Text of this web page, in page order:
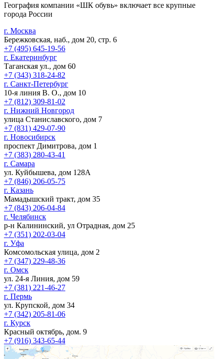
География компании «ШК обувь» включает все крупные
города России
г. Москва
Бережковская, наб., дом 20, стр. 6
+7 (495) 645-19-56
г. Екатеринбург
Таганская ул., дом 60
+7 (343) 318-24-82
г. Санкт-Петербург
10-я линия В. О., дом 10
+7 (812) 309-81-02
г. Нижний Новгород
улица Станиславского, дом 7
+7 (831) 429-07-90
г. Новосибирск
проспект Димитрова, дом 1
+7 (383) 280-43-41
г. Самара
ул. Куйбышева, дом 128А
+7 (846) 206-05-75
г. Казань
Мамадышский тракт, дом 35
+7 (843) 206-04-84
г. Челябинск
р-н Калининский, ул Отрадная, дом 25
+7 (351) 202-03-04
г. Уфа
Комсомольская улица, дом 2
+7 (347) 229-48-36
г. Омск
ул. 24-я Линия, дом 59
+7 (381) 221-46-27
г. Пермь
ул. Крупской, дом 34
+7 (342) 205-81-06
г. Курск
Красный октябрь, дом. 9
+7 (916) 343-65-44